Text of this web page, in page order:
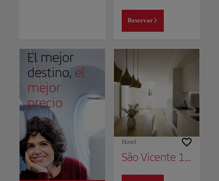
Reservar
El mejor
destino, el
mejor
precio
Hotel
São Vicente 1797 Apartments